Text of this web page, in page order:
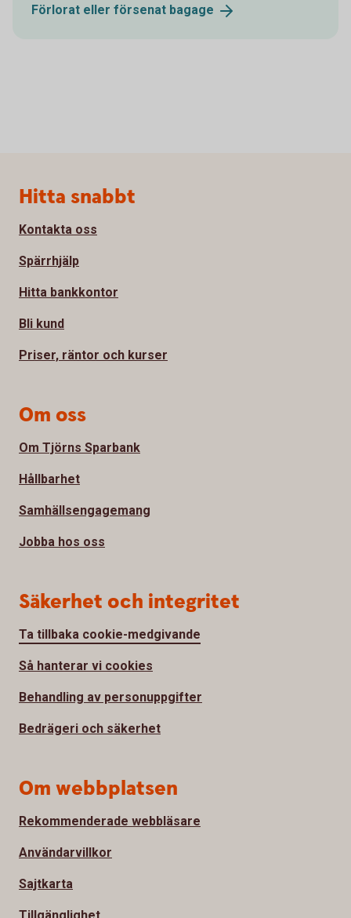
Förlorat eller försenat bagage
Sidfot
Hitta snabbt
Kontakta oss
Spärrhjälp
Hitta bankkontor
Bli kund
Priser, räntor och kurser
Om oss
Om Tjörns Sparbank
Hållbarhet
Samhällsengagemang
Jobba hos oss
Säkerhet och integritet
Ta tillbaka cookie-medgivande
Så hanterar vi cookies
Behandling av personuppgifter
Bedrägeri och säkerhet
Om webbplatsen
Rekommenderade webbläsare
Användarvillkor
Sajtkarta
Tillgänglighet